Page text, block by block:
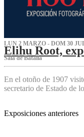
LUN 2 MARZO - DOM 30
Elihu Root,
Sala de Batalla
En el otoño de 1907
secretario de Estado de
Exposiciones anteriores